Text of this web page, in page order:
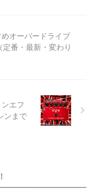
めオーバードライブ
番・最新・変わり
エフ
ンまで